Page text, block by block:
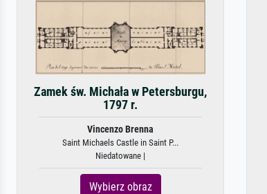
Zamek św. Michała w Petersburgu,
1797 r.
Vincenzo Brenna
Saint Michaels Castle in Saint P...
Niedatowane |
Wybierz obraz